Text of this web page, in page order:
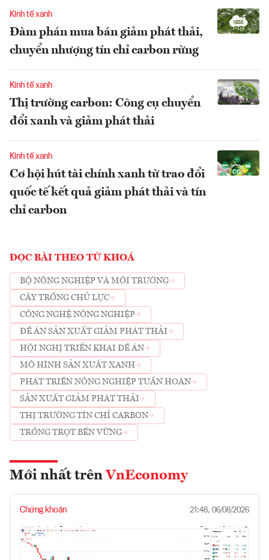
Kinh tế xanh
Đàm phán mua bán giảm phát thải,
chuyển nhượng tín chỉ carbon rừng
Kinh tế xanh
Thị trường carbon: Công cụ chuyển
đổi xanh và giảm phát thải
Kinh tế xanh
Cơ hội hút tài chính xanh từ trao đổi
quốc tế kết quả giảm phát thải và tín
chỉ carbon
ĐỌC BÀI THEO TỪ KHOÁ
BỘ NÔNG NGHIỆP VÀ MÔI TRƯỜNG
CÂY TRỒNG CHỦ LỰC
CÔNG NGHỆ NÔNG NGHIỆP
ĐỀ ÁN SẢN XUẤT GIẢM PHÁT THẢI
HỘI NGHỊ TRIỂN KHAI ĐỀ ÁN
MÔ HÌNH SẢN XUẤT XANH
PHÁT TRIỂN NÔNG NGHIỆP TUẦN HOÀN
SẢN XUẤT GIẢM PHÁT THẢI
THỊ TRƯỜNG TÍN CHỈ CARBON
TRỒNG TRỌT BỀN VỮNG
Mới nhất trên VnEconomy
Chứng khoán 21:48, 06/08/2026